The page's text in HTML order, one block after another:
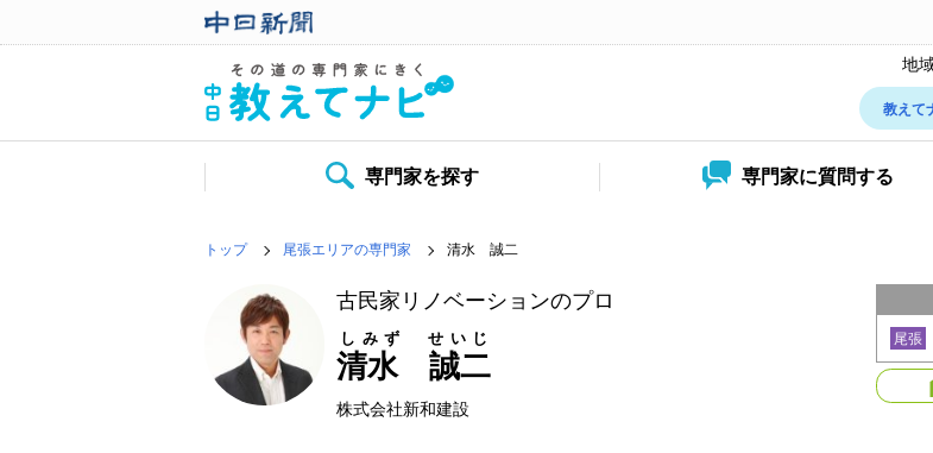
地
教えて
専門家を探す 専門家に質問する
トップ 尾張エリアの専門家 清水 誠二
古民家リノベーションのプロ
清水 誠二
しみず せいじ
株式会社新和建設
尾張